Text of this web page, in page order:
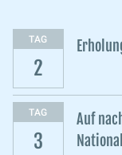
TAG
2
TAG
3
Auf